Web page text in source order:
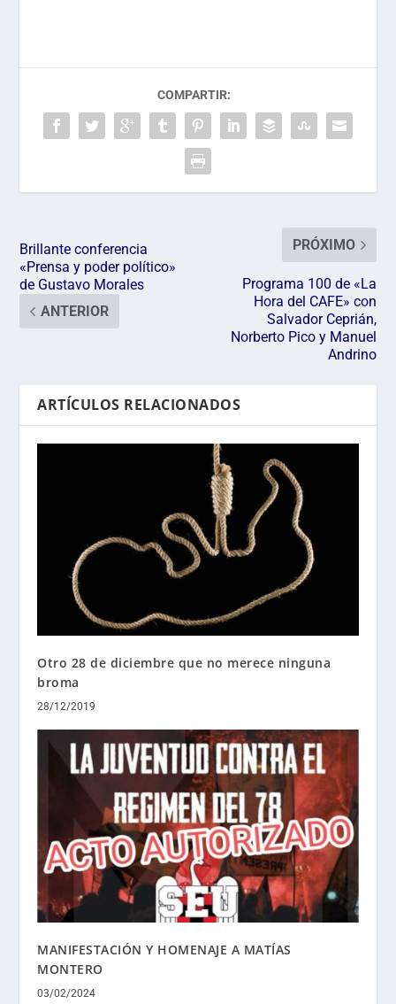
COMPARTIR:
Brillante conferencia
«Prensa y poder político»
de Gustavo Morales
ANTERIOR
PRÓXIMO
Programa 100 de «La
Hora del CAFE» con
Salvador Ceprián,
Norberto Pico y Manuel
Andrino
ARTÍCULOS RELACIONADOS
Otro 28 de diciembre que no merece ninguna
broma
28/12/2019
MANIFESTACIÓN Y HOMENAJE A MATÍAS
MONTERO
03/02/2024